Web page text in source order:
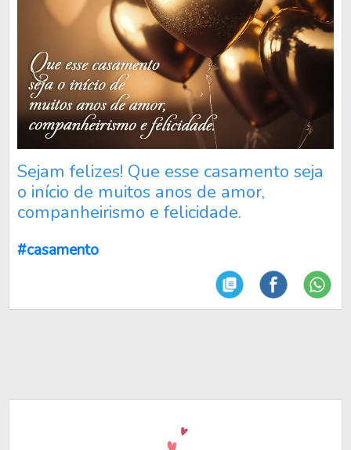
Sejam felizes! Que esse casamento seja
o início de muitos anos de amor,
companheirismo e felicidade.
#casamento